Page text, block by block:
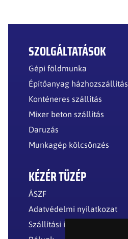
SZOLGÁLTATÁSOK
Gépi földmunka
Építőanyag házhozszállítás
Konténeres szállítás
Mixer beton szállítás
Daruzás
Munkagép kölcsönzés
KÉZÉR TÜZÉP
ÁSZF
Adatvédelmi nyilatkozat
Szállítási információk